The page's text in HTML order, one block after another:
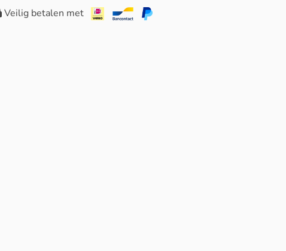
Veilig betalen met